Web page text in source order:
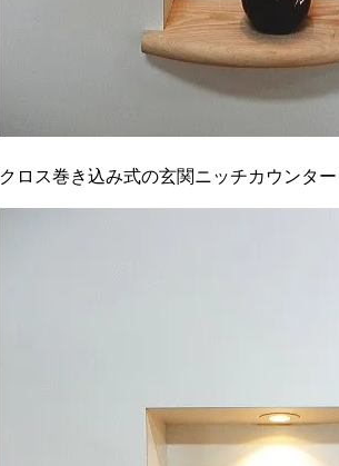
クロス巻き込み式の玄関ニッチカウンタ